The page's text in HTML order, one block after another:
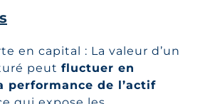
en capital : La valeur d’un
peut fluctuer en
performance de l’actif